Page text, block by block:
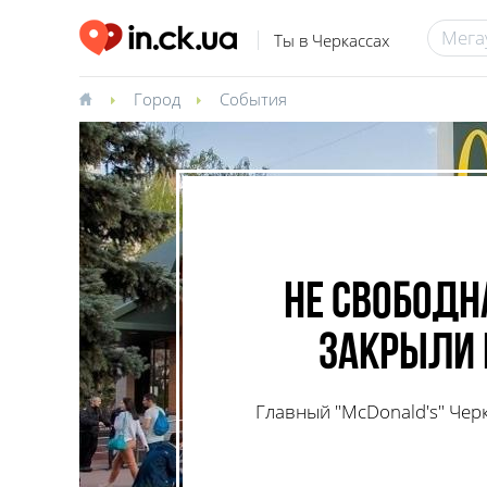
Ты в Черкассах
Город События
Не
закрыли
Главный "McDonald's"